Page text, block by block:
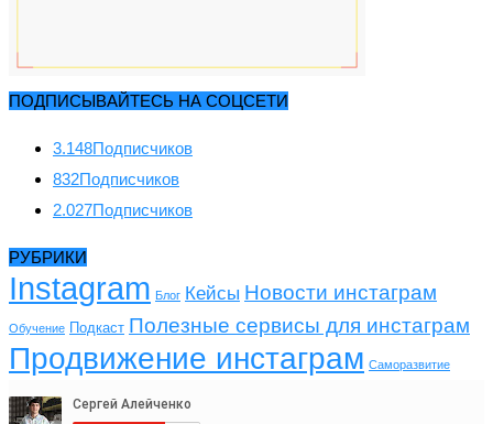
ПОДПИСЫВАЙТЕСЬ НА СОЦСЕТИ
3.148Подписчиков
832Подписчиков
2.027Подписчиков
РУБРИКИ
Instagram Блог Кейсы Новости инстаграм
Обучение Подкаст Полезные сервисы для инстаграм
Продвижение инстаграм Саморазвитие